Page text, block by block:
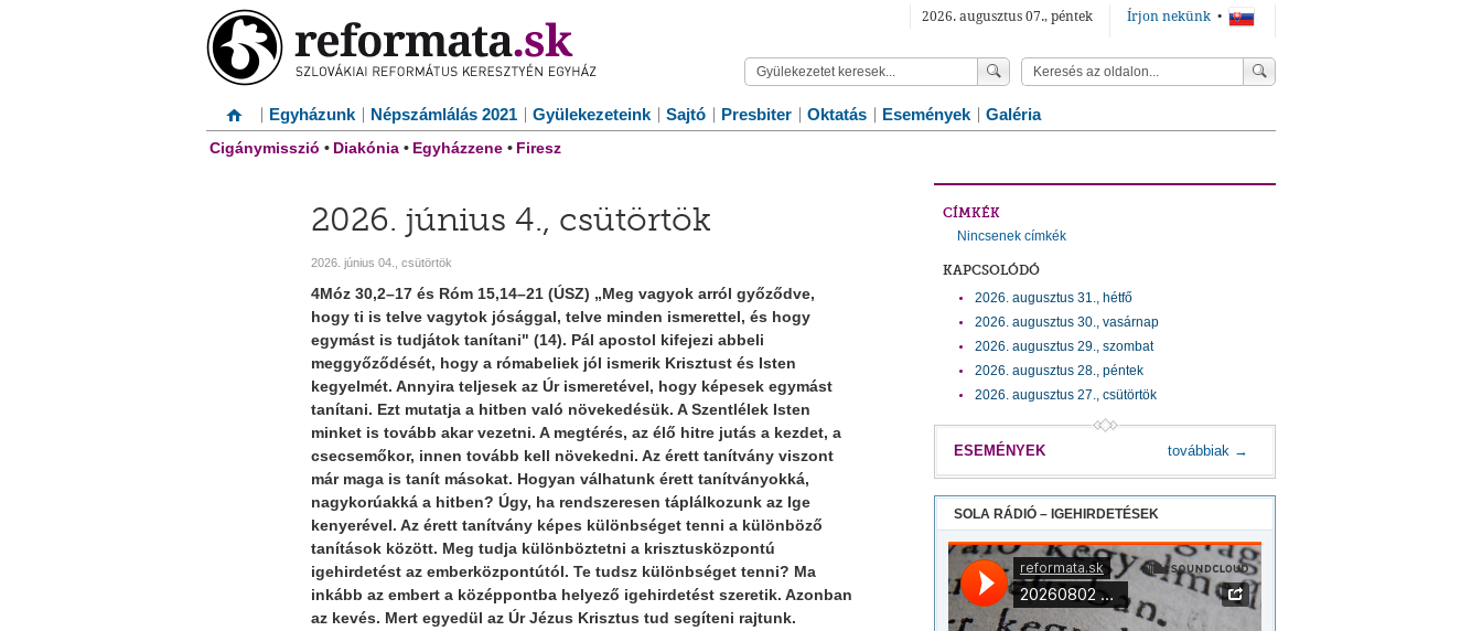
Írjon nekünk •
2026. augusztus 07., péntek
Egyházunk Népszámlálás 2021 Gyülekezeteink Sajtó Presbiter Oktatás Események Galéria
Cigánymisszió • Diakónia • Egyházzene • Firesz
2026. június 4., csütörtök
2026. június 04., csütörtök
4Móz 30,2–17 és Róm 15,14–21 (ÚSZ) „Meg vagyok arról győződve,
hogy ti is telve vagytok jósággal, telve minden ismerettel, és hogy
egymást is tudjátok tanítani" (14). Pál apostol kifejezi abbeli
meggyőződését, hogy a rómabeliek jól ismerik Krisztust és Isten
kegyelmét. Annyira teljesek az Úr ismeretével, hogy képesek egymást
tanítani. Ezt mutatja a hitben való növekedésük. A Szentlélek Isten
minket is tovább akar vezetni. A megtérés, az élő hitre jutás a kezdet, a
csecsemőkor, innen tovább kell növekedni. Az érett tanítvány viszont
már maga is tanít másokat. Hogyan válhatunk érett tanítványokká,
nagykorúakká a hitben? Úgy, ha rendszeresen táplálkozunk az Ige
kenyerével. Az érett tanítvány képes különbséget tenni a különböző
tanítások között. Meg tudja különböztetni a krisztusközpontú
igehirdetést az emberközpontútól. Te tudsz különbséget tenni? Ma
inkább az embert a középpontba helyező igehirdetést szeretik. Azonban
az kevés. Mert egyedül az Úr Jézus Krisztus tud segíteni rajtunk.
CÍMKÉK
Nincsenek címkék
KAPCSOLÓDÓ
2026. augusztus 31., hétfő
2026. augusztus 30., vasárnap
2026. augusztus 29., szombat
2026. augusztus 28., péntek
2026. augusztus 27., csütörtök
ESEMÉNYEK továbbiak →
SOLA RÁDIÓ – IGEHIRDETÉSEK